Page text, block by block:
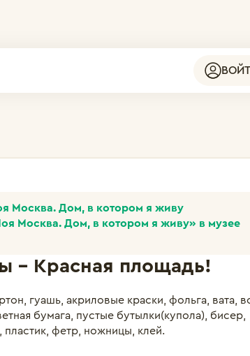
Москва. Дом, в котором я живу
Москва. Дом, в котором я живу» в музее
- Красная площадь!
гуашь, акриловые краски, фольга, вата,
бумага, пустые бутылки(купола), бисер,
пластик, фетр, ножницы, клей.